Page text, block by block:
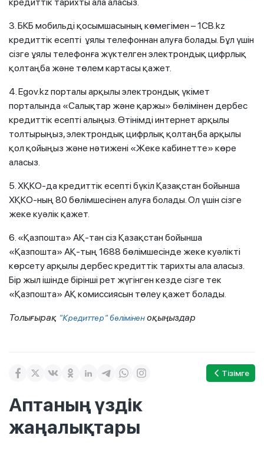
кредиттік тарихты ала аласыз.
3. БКБ мобильді қосымшасының көмегімен – 1CB.kz
кредиттік есепті ұялы телефоннан алуға болады. Бұл үшін
сізге ұялы телефонға жүктелген электрондық цифрлық
қолтаңба және төлем картасы қажет.
4. Egov.kz порталы арқылы электрондық үкімет
порталында «Салықтар және қаржы» бөлімінен дербес
кредиттік есепті алыңыз. Өтінімді интернет арқылы
толтырыңыз, электрондық цифрлық қолтаңба арқылы
қол қойыңыз және нәтижені «Жеке кабинетте» көре
аласыз.
5. ХҚКО-да кредиттік есепті бүкіл Қазақстан бойынша
ХҚКО-ның 80 бөлімшесінен алуға болады. Ол үшін сізге
жеке куәлік қажет.
6. «Қазпошта» АҚ-тан сіз Қазақстан бойынша
«Қазпошта» АҚ-тың 1688 бөлімшесінде жеке куәлікті
көрсету арқылы дербес кредиттік тарихты ала аласыз.
Бір жыл ішінде бірінші рет жүгінген кезде сізге тек
«Қазпошта» АҚ комиссиясын төлеу қажет болады.
Толығырақ "Кредиттер" бөліміненоқыңыздар
Тізімге
Аптаның үздік
жаңалықтары